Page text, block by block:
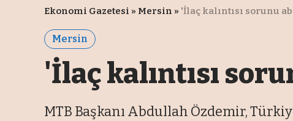
Ekonomi Gazetesi » Mersin » 'İlaç kalıntısı sorunu
Mersin
'İlaç kalıntısı
MTB Başkanı Abdullah Özdemir,